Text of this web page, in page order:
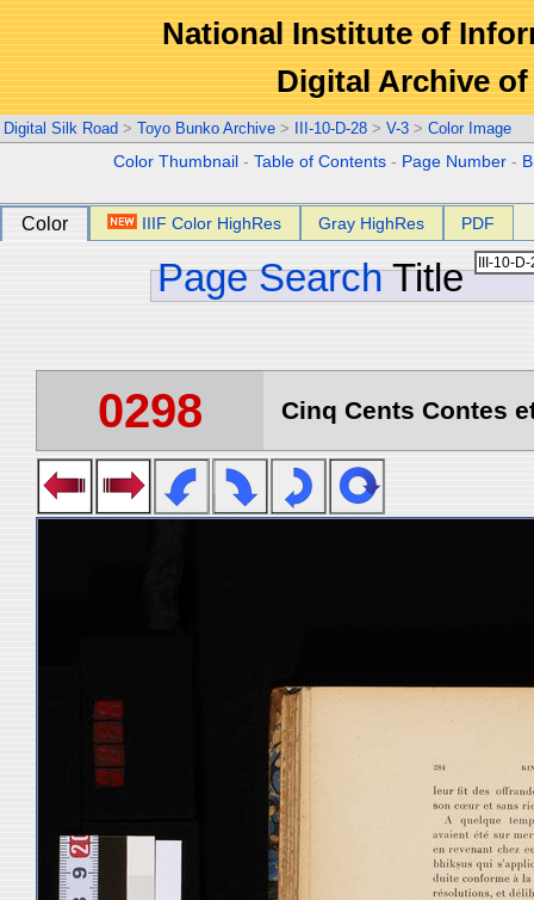
National Institute of
Digital Archive
Digital Silk Road > Toyo Bunko Archive > III-10-D-28 > V-3 > Color Image
Color Thumbnail -Table of Contents - Page Number -
Color IIIF Color HighRes Gray HighRes PDF
Page Search Title
0298 Cinq Cents Contes